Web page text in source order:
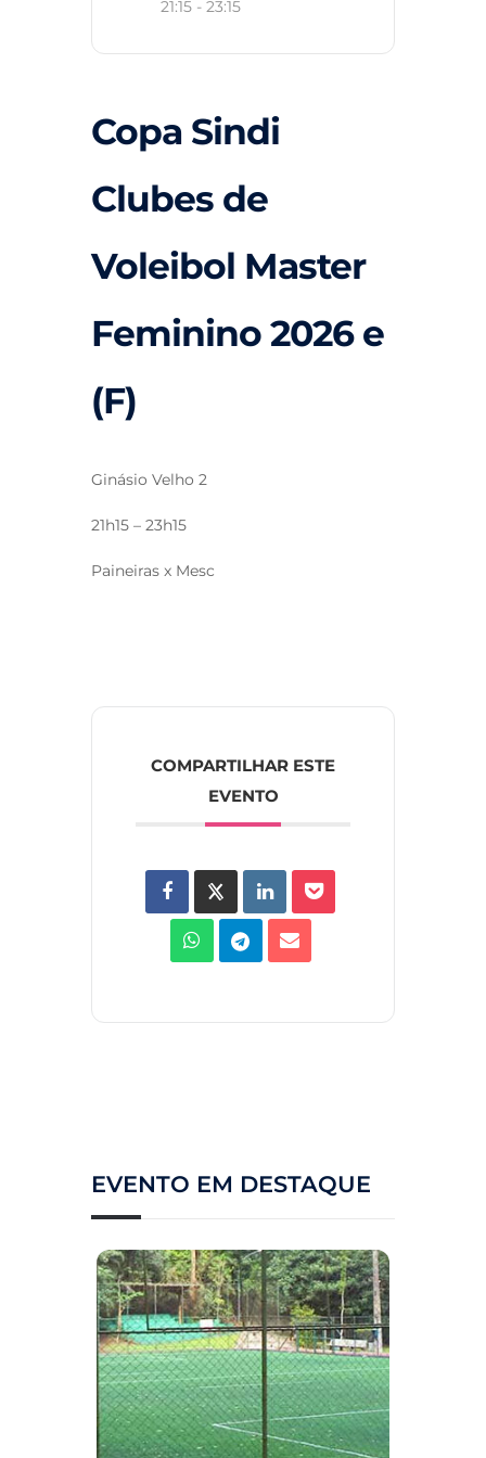
21:15 - 23:15
Copa Sindi
Clubes de
Voleibol Master
Feminino 2026 e
(F)
Ginásio Velho 2
21h15 – 23h15
Paineiras x Mesc
COMPARTILHAR ESTE
EVENTO
EVENTO EM DESTAQUE